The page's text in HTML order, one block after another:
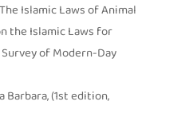
Islamic Laws of Animal
the Islamic Laws for
of Modern-Day
Barbara, (1st edition,